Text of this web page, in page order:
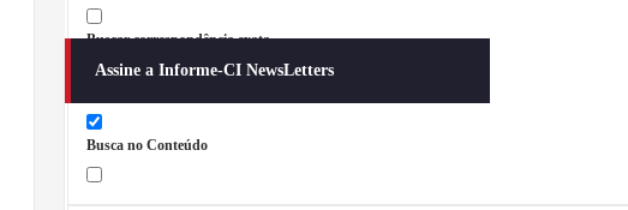
Buscar correspondência exata
Busca no Conteúdo
Assine a Informe-CI NewsLetters
Nome completo